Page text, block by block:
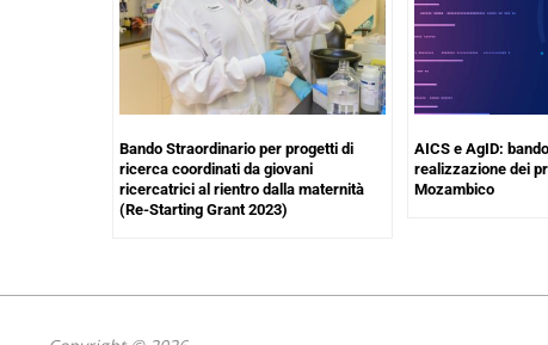
Bando Straordinario per progetti di
ricerca coordinati da giovani
ricercatrici al rientro dalla maternità
(Re-Starting Grant 2023)
AICS e AgID:
realizzazione dei
Mozambico